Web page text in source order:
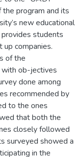
program and its
new educational
students
companies.
of the
with ob-jectives
done among
recommended by
to the ones
that both the
closely followed
surveyed showed a
in the